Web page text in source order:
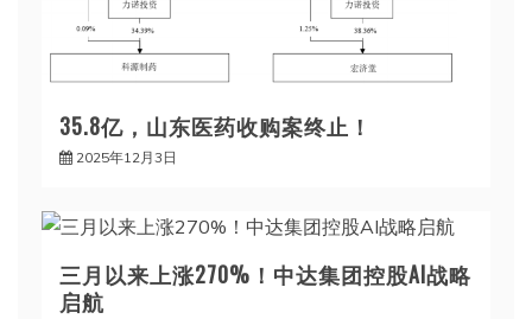
35.8亿，山东医药收购案终止！
2025年12月3日
三月以来上涨270%！中达集团控股AI战略
启航